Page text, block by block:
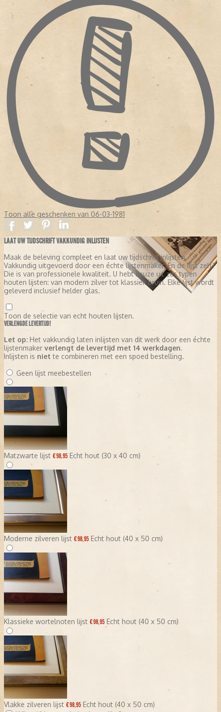
Toon alle geschenken van 06-03-1981
LAAT UW TIJDSCHRIFT VAKKUNDIG INLIJSTEN
Maak de beleving compleet en laat uw tijdschrift inlijsten.
Vakkundig uitgevoerd door een échte lijstenmaker. En de lijst zelf?
Die is van professionele kwaliteit. U hebt keuze uit zes typen
houten lijsten: van modern zilver tot klassiek bruin. Elke lijst wordt
geleverd inclusief helder glas.
Toon de selectie van echt houten lijsten.
VERLENGDE LEVERTIJD!
Let op: Het vakkundig laten inlijsten van dit werk door een échte
lijstenmaker verlengt de levertijd met 14 werkdagen.
Inlijsten is niet te combineren met een spoed bestelling.
Geen lijst meebestellen
Matzwarte lijst € 98,95 Echt hout (30 x 40 cm)
Moderne zilveren lijst € 98,95 Echt hout (40 x 50 cm)
Klassieke wortelnoten lijst € 98,95 Echt hout (40 x 50 cm)
Vlakke zilveren lijst € 98,95 Echt hout (40 x 50 cm)